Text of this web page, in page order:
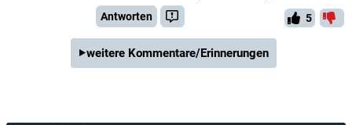
Antworten
5
weitere Kommentare/Erinnerungen